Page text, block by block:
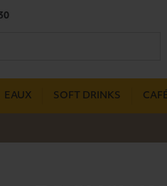
EAUX SOFT DRINKS